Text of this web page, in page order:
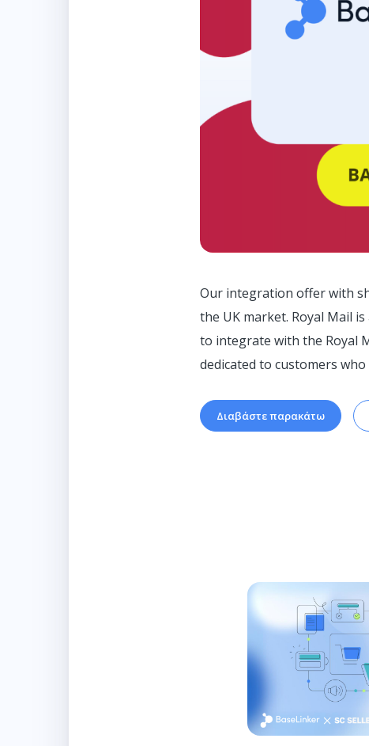
Our integration offer with
the UK market. Royal Mail
to integrate with the Royal
dedicated to customers
Διαβάστε παρακάτω